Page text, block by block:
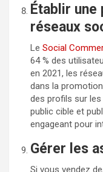
Établir une
réseaux
Le Social
64 % des
en 2021, les
dans la
des profils sur
public cible et
engageant pour
Gérer les
Si vous vendez